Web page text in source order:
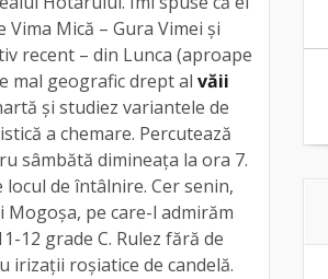
Mică – Gura Vimei și
recent – din Lunca (aproape
mal geografic drept al văii
și studiez variantele de
a chemare. Percutează
sâmbătă dimineața la ora 7.
locul de întâlnire. Cer senin,
pe care-l admirăm
12 grade C. Rulez fără de
irizații roșiatice de candelă.